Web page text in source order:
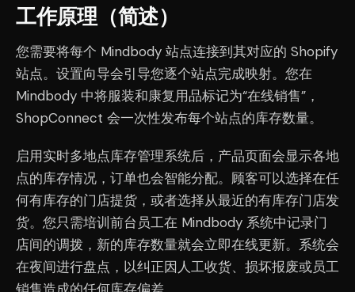
工作原理（简述）
您需要将每个 Mindbody 站点连接到其对应的 Shopify
站点。设置向导会引导您逐个站点完成映射。您在
Mindbody 中将服装和康复用品标记为“在线销售”，
ShopConnect 会一次性发布每个站点的库存数量。
启用实时多地点库存管理系统后，产品页面会显示各地
点的库存情况，订单也会智能分配。顾客可以选择在任
何有库存的门店提货，或者选择从最近的有库存门店发
货。您只需培训前台员工在 Mindbody 系统中记录门
店间的调拨，新的库存数量就会立即在线更新。系统会
在夜间进行盘点，以纠正因人工收货、损坏报废或员工